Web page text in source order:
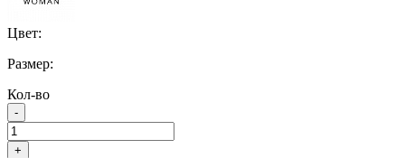
Цвет:
Размер:
Кол-во
-
+